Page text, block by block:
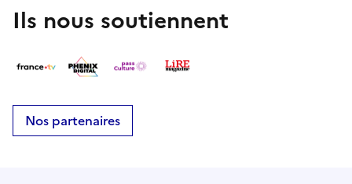
Ils nous soutiennent
Nos partenaires